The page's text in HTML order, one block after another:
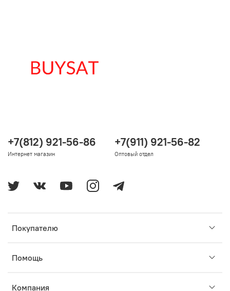
Покупателю
Помощь
Компания
+7(812) 921-56-86
Интернет магазин
+7(911) 921-56-82
Оптовый отдел